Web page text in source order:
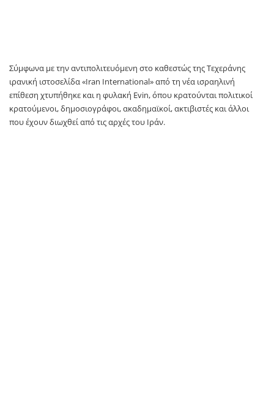
Σύμφωνα με την αντιπολιτευόμενη στο καθεστώς της Τεχεράνης
ιρανική ιστοσελίδα «Iran International» από τη νέα ισραηλινή
επίθεση χτυπήθηκε και η φυλακή Evin, όπου κρατούνται πολιτικοί
κρατούμενοι, δημοσιογράφοι, ακαδημαϊκοί, ακτιβιστές και άλλοι
που έχουν διωχθεί από τις αρχές του Ιράν.